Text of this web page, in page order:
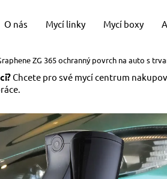
O nás Mycí linky Mycí boxy
ZG 365 ochranný povrch na auto s
Chcete pro své mycí centrum
Co